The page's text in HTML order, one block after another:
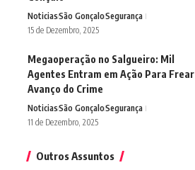
NoticiasSão GonçaloSegurança
15 de Dezembro, 2025
Megaoperação no Salgueiro: Mil
Agentes Entram em Ação Para Frear
Avanço do Crime
NoticiasSão GonçaloSegurança
11 de Dezembro, 2025
Outros Assuntos